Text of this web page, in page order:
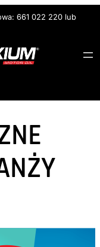
661 022 220 lub